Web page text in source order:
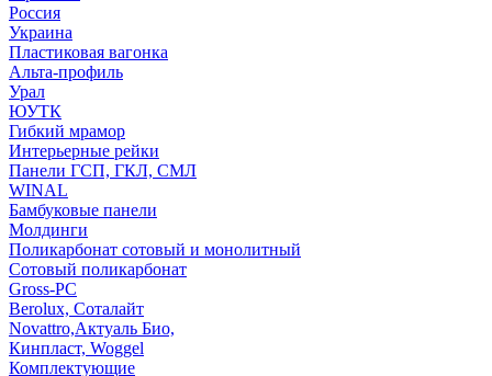
Россия
Украина
Пластиковая вагонка
Альта-профиль
Урал
ЮУТК
Гибкий мрамор
Интерьерные рейки
Панели ГСП, ГКЛ, СМЛ
WINAL
Бамбуковые панели
Молдинги
Поликарбонат сотовый и монолитный
Сотовый поликарбонат
Gross-PC
Berolux, Соталайт
Novattro,Актуаль Био,
Кинпласт, Woggel
Комплектующие